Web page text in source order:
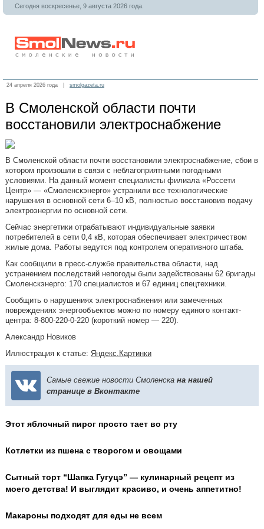
Сегодня воскресенье, 9 августа 2026 года.
24 апреля 2026 года | smolgazeta.ru
В Смоленской области почти
восстановили электроснабжение
В Смоленской области почти восстановили электроснабжение, сбои в
котором произошли в связи с неблагоприятными погодными
условиями. На данный момент специалисты филиала «Россети
Центр» — «Смоленскэнерго» устранили все технологические
нарушения в основной сети 6–10 кВ, полностью восстановив подачу
электроэнергии по основной сети.
Сейчас энергетики отрабатывают индивидуальные заявки
потребителей в сети 0,4 кВ, которая обеспечивает электричеством
жилые дома. Работы ведутся под контролем оперативного штаба.
Как сообщили в пресс-службе правительства области, над
устранением последствий непогоды были задействованы 62 бригады
Смоленскэнерго: 170 специалистов и 67 единиц спецтехники.
Сообщить о нарушениях электроснабжения или замеченных
повреждениях энергообъектов можно по номеру единого контакт-
центра: 8-800-220-0-220 (короткий номер — 220).
Александр Новиков
Иллюстрация к статье: Яндекс.Картинки
Самые свежие новости Смоленска на нашей
странице в Вконтакте
Этот яблочный пирог просто тает во рту
Котлетки из пшена с творогом и овощами
Сытный торт “Шапка Гугуцэ” — кулинарный рецепт из
моего детства! И выглядит красиво, и очень аппетитно!
Макароны подходят для еды не всем